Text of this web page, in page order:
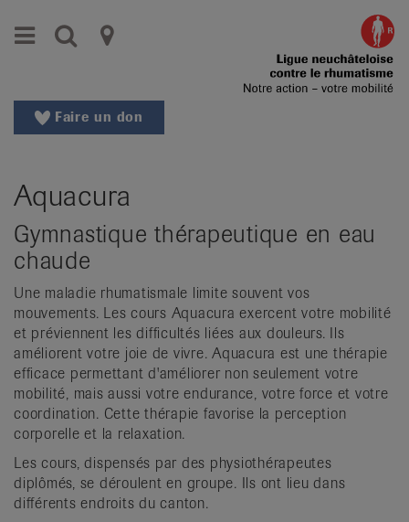
vers
au
Aller
Changer
région
Changer
de
langue:
de
Faire un don
Aquacura
Gymnastique thérapeutique en eau
chaude
Une maladie rhumatismale limite souvent vos
mouvements. Les cours Aquacura exercent votre mobilité
et préviennent les difficultés liées aux douleurs. Ils
améliorent votre joie de vivre. Aquacura est une thérapie
efficace permettant d'améliorer non seulement votre
mobilité, mais aussi votre endurance, votre force et votre
coordination. Cette thérapie favorise la perception
corporelle et la relaxation.
Les cours, dispensés par des physiothérapeutes
diplômés, se déroulent en groupe. Ils ont lieu dans
différents endroits du canton.
Menu Recherche
Ligues
contre
le
|
Organisations
de
patients